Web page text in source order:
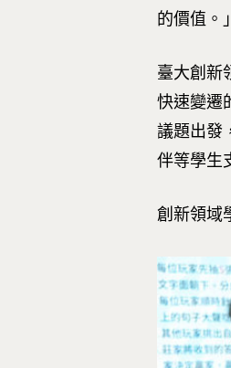
的價值。」
臺大創新
快速變遷
議題出發
伴等學生
創新領域